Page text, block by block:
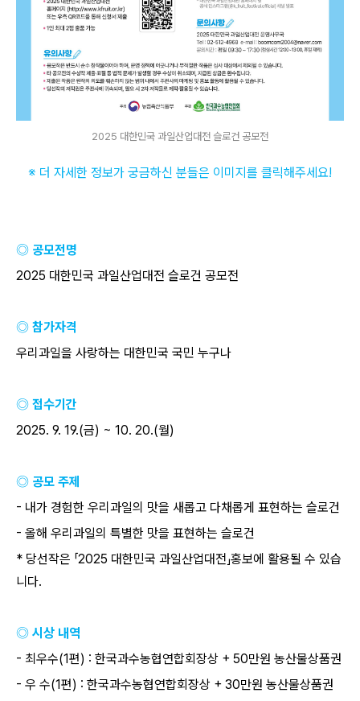
2025 대한민국 과일산업대전 슬로건 공모전
※ 더 자세한 정보가 궁금하신 분들은 이미지를 클릭해주세요!
◎ 공모전명
2025 대한민국 과일산업대전 슬로건 공모전
◎ 참가자격
우리과일을 사랑하는 대한민국 국민 누구나
◎ 접수기간
2025. 9. 19.(금) ~ 10. 20.(월)
◎ 공모 주제
- 내가 경험한 우리과일의 맛을 새롭고 다채롭게 표현하는 슬로건
- 올해 우리과일의 특별한 맛을 표현하는 슬로건
* 당선작은 「2025 대한민국 과일산업대전」홍보에 활용될 수 있습
니다.
◎ 시상 내역
- 최우수(1편) : 한국과수농협연합회장상 + 50만원 농산물상품권
- 우 수(1편) : 한국과수농협연합회장상 + 30만원 농산물상품권